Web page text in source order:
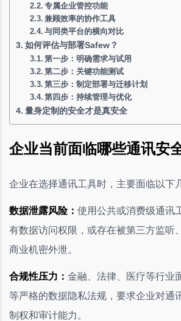
专属企业管控功能
兼顾效率的协作工具
与同类平台的横向对比
如何评估与部署Safew？
第一步：明确需求与试用
第二步：关键功能测试
第三步：制定部署与迁移计划
第四步：持续管理与优化
量身定制的安全才是真安全
企业当前面临哪些通讯安
企业在选择通讯工具时，主要面临以下
数据泄露风险： 使用公共或消费级通讯
有数据访问权限，或存在被第三方监听
商业机密外泄。
合规性压力： 金融、法律、医疗等行业
等严格的数据隐私法规，要求企业对通
制权和审计能力。